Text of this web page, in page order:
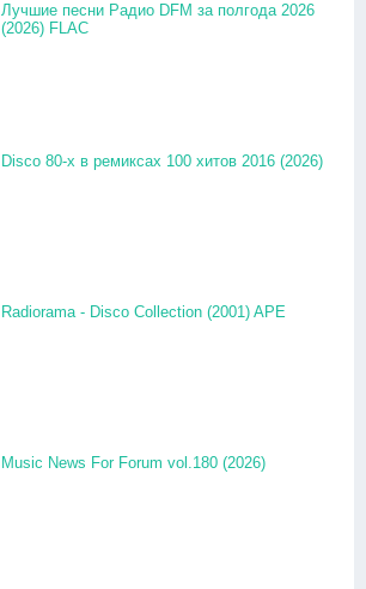
Лучшие песни Радио DFM за полгода 2026
(2026) FLAC
Disco 80-x в ремиксах 100 хитов 2016 (2026)
Radiorama - Disco Collection (2001) APE
Music News For Forum vol.180 (2026)